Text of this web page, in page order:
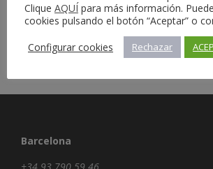
Barcelona
Clique AQUÍ para más información.
cookies pulsando el botón “Aceptar” o
Configurar cookies
Rechazar